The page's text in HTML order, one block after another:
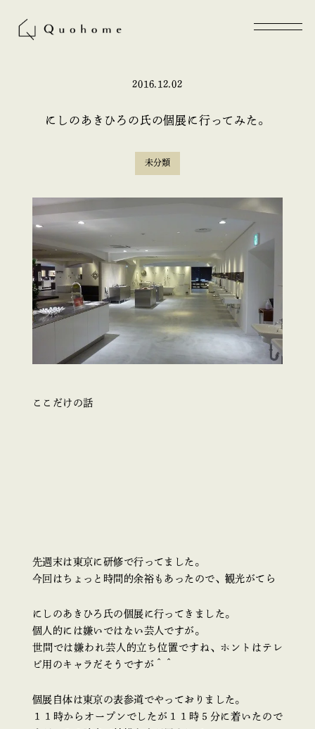
2016.12.02
にしのあきひろの氏の個展に行ってみた。
未分類
ここだけの話
先週末は東京に研修で行ってました。
今回はちょっと時間的余裕もあったので、観光がてら
にしのあきひろ氏の個展に行ってきました。
個人的には嫌いではない芸人ですが。
世間では嫌われ芸人的立ち位置ですね、ホントはテレ
ビ用のキャラだそうですが＾＾
個展自体は東京の表参道でやっておりました。
１１時からオープンでしたが１１時５分に着いたので